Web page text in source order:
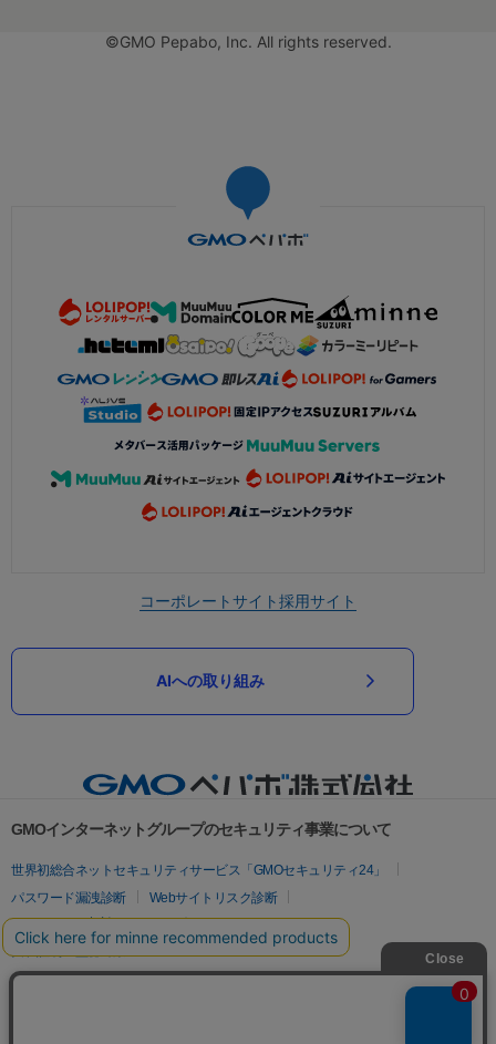
©GMO Pepabo, Inc. All rights reserved.
コーポレートサイト採用サイト
AIへの取り組み
GMOインターネットグループのセキュリティ事業について
世界初総合ネットセキュリティサービス「GMOセキュリティ24」
パスワード漏洩診断
Webサイトリスク診断
セキュリティ相談AIチャットボット
実在証明・盗聴対策
サイバー攻撃対策（GMOサイバーセキュリティ byイエラエ）